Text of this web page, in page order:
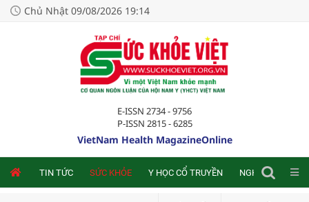
Chủ Nhật 09/08/2026 19:14
E-ISSN 2734 - 9756
P-ISSN 2815 - 6285
VietNam Health MagazineOnline
TIN TỨC SỨC KHỎE Y HỌC CỔ TRUYỀN NGHIÊN CỨU